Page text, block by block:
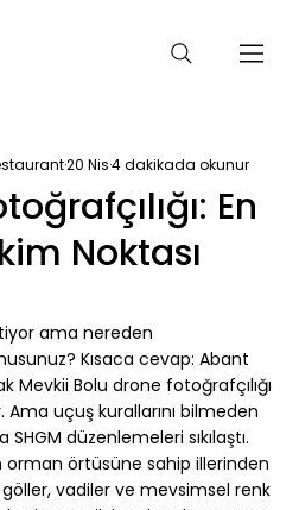
En
Noktası
20 Nis4 dakikada okunur
ama nereden
Kısaca cevap: Abant
Mevkii Bolu drone fotoğrafçılığı
uçuş kurallarını bilmeden
düzenlemeleri sıkılaştı.
orman örtüsüne sahip illerinden
göller, vadiler ve mevsimsel renk